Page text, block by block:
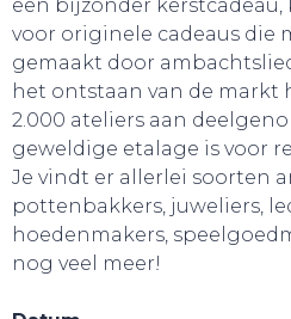
een bijzonder
voor originele cadeaus die
gemaakt door
het ontstaan van de markt
2.000 ateliers aan
geweldige etalage is voor
Je vindt er allerlei soorten
pottenbakkers, juweliers,
hoedenmakers,
nog veel meer!